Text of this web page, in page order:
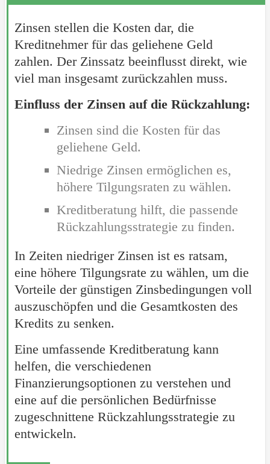
Zinsen stellen die Kosten dar, die
Kreditnehmer für das geliehene Geld
zahlen. Der Zinssatz beeinflusst direkt, wie
viel man insgesamt zurückzahlen muss.
Einfluss der Zinsen auf die Rückzahlung:
Zinsen sind die Kosten für das
geliehene Geld.
Niedrige Zinsen ermöglichen es,
höhere Tilgungsraten zu wählen.
Kreditberatung hilft, die passende
Rückzahlungsstrategie zu finden.
In Zeiten niedriger Zinsen ist es ratsam,
eine höhere Tilgungsrate zu wählen, um die
Vorteile der günstigen Zinsbedingungen voll
auszuschöpfen und die Gesamtkosten des
Kredits zu senken.
Eine umfassende Kreditberatung kann
helfen, die verschiedenen
Finanzierungsoptionen zu verstehen und
eine auf die persönlichen Bedürfnisse
zugeschnittene Rückzahlungsstrategie zu
entwickeln.